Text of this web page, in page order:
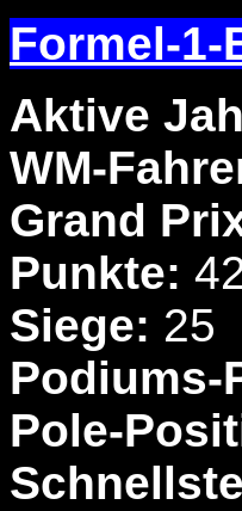
Formel-1-
Aktive
WM-
Grand
Punkte:
Siege: 25
Podiums-
Pole-